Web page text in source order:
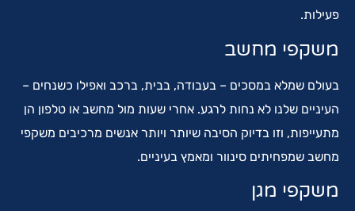
פעילות.
משקפי מחשב
בעולם שמלא במסכים – בעבודה, בבית, ברכב ואפילו כשנחים –
העיניים שלנו לא נחות לרגע. אחרי שעות מול מחשב או טלפון הן
מתעייפות, וזו בדיוק הסיבה שיותר ויותר אנשים מרכיבים משקפי
מחשב שמפחיתים סינוור ומאמץ בעיניים.
משקפי מגן